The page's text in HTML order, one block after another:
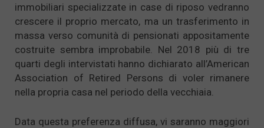
immobiliari specializzate in case di riposo vedranno
crescere il proprio mercato, ma un trasferimento in
massa verso comunità di pensionati appositamente
costruite sembra improbabile. Nel 2018 più di tre
quarti degli intervistati hanno dichiarato all’American
Association of Retired Persons di voler rimanere
nella propria casa nel periodo della vecchiaia.
Data questa preferenza diffusa, vi saranno maggiori